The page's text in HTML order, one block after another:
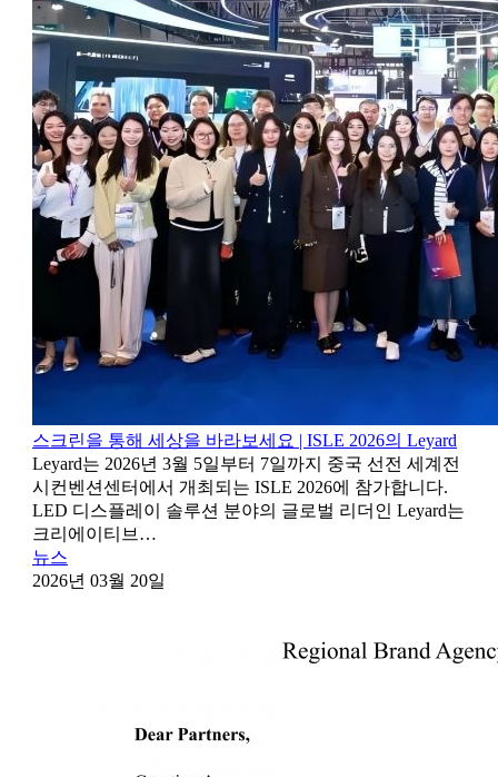
스크린을 통해 세상을 바라보세요 | ISLE 2026의 Leyard
Leyard는 2026년 3월 5일부터 7일까지 중국 선전 세계전
시컨벤션센터에서 개최되는 ISLE 2026에 참가합니다.
LED 디스플레이 솔루션 분야의 글로벌 리더인 Leyard는
크리에이티브…
뉴스
2026년 03월 20일